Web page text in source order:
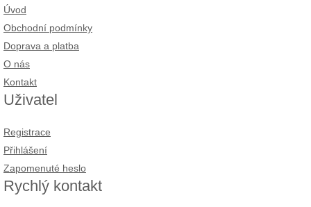
Úvod
Obchodní podmínky
Doprava a platba
O nás
Kontakt
Uživatel
Registrace
Přihlášení
Zapomenuté heslo
Rychlý kontakt